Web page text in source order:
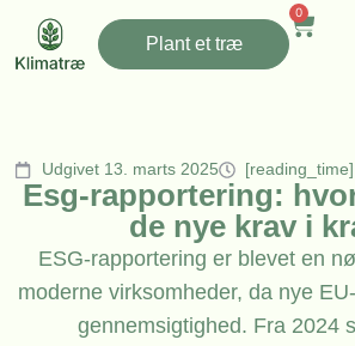
Plant et træ
0
Udgivet 13. marts 2025 [reading_time]
Esg-rapportering:
de nye krav i
ESG-rapportering er blevet en
moderne virksomheder, da nye
gennemsigtighed. Fra 2024